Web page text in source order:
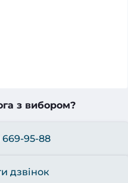
з вибором?
669-95-88
дзвінок